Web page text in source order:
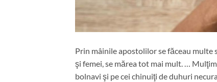
Prin mâinile apostolilor se făceau multe
şi femei, se mărea tot mai mult. …
bolnavi şi pe cei chinuiţi de duhuri